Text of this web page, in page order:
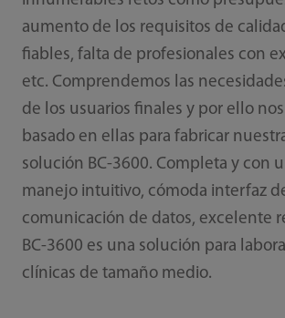
aumento de los requisitos de
fiables, falta de profesionales con
etc. Comprendemos las
de los usuarios finales y por ello
basado en ellas para fabricar
solución BC-3600. Completa y con
manejo intuitivo, cómoda interfaz
comunicación de datos, excelente
BC-3600 es una solución para
clínicas de tamaño medio.